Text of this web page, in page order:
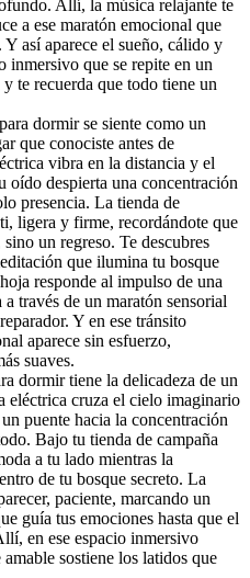
Allí, la música relajante te
a ese maratón emocional que
así aparece el sueño, cálido y
inmersivo que se repite en un
te recuerda que todo tiene un
dormir se siente como un
que conociste antes de
vibra en la distancia y el
oído despierta una concentración
presencia. La tienda de
ligera y firme, recordándote que
un regreso. Te descubres
que ilumina tu bosque
responde al impulso de una
través de un maratón sensorial
Y en ese tránsito
aparece sin esfuerzo,
suaves.
dormir tiene la delicadeza de un
eléctrica cruza el cielo imaginario
puente hacia la concentración
Bajo tu tienda de campaña
a tu lado mientras la
de tu bosque secreto. La
paciente, marcando un
guía tus emociones hasta que el
en ese espacio inmersivo
sostiene los latidos que